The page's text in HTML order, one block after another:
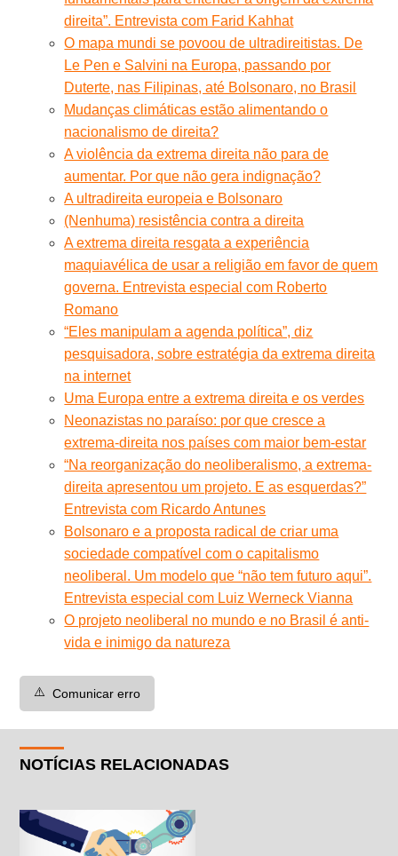
direita”. Entrevista com Farid Kahhat
O mapa mundi se povoou de ultradireitistas. De
Le Pen e Salvini na Europa, passando por
Duterte, nas Filipinas, até Bolsonaro, no Brasil
Mudanças climáticas estão alimentando o
nacionalismo de direita?
A violência da extrema direita não para de
aumentar. Por que não gera indignação?
A ultradireita europeia e Bolsonaro
(Nenhuma) resistência contra a direita
A extrema direita resgata a experiência
maquiavélica de usar a religião em favor de quem
governa. Entrevista especial com Roberto
Romano
“Eles manipulam a agenda política”, diz
pesquisadora, sobre estratégia da extrema direita
na internet
Uma Europa entre a extrema direita e os verdes
Neonazistas no paraíso: por que cresce a
extrema-direita nos países com maior bem-estar
“Na reorganização do neoliberalismo, a extrema-
direita apresentou um projeto. E as esquerdas?”
Entrevista com Ricardo Antunes
Bolsonaro e a proposta radical de criar uma
sociedade compatível com o capitalismo
neoliberal. Um modelo que “não tem futuro aqui”.
Entrevista especial com Luiz Werneck Vianna
O projeto neoliberal no mundo e no Brasil é anti-
vida e inimigo da natureza
⚠️ Comunicar erro
NOTÍCIAS RELACIONADAS